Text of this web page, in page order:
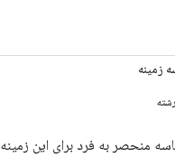
زمینه
رشته
منحصر به فرد برای این زمینه